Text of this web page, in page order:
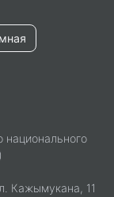
национального
Кажымукана, 11